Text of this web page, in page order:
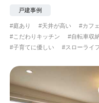
戸建事例
#庭あり #天井が高い #カフ
#こだわりキッチン
#自転車収
#子育てに優しい
#スローライ